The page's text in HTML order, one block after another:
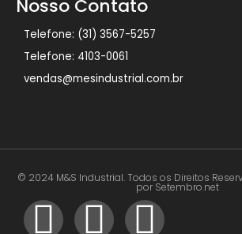
Nosso Contato
Telefone: (31) 3567-5257
Telefone: 4103-0061
vendas@mesindustrial.com.br
© 2024 M&S Industrial. Todos os Direitos
por Setembro.net